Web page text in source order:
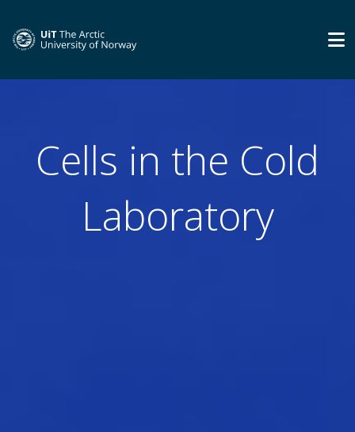
Cells in the Cold
Laboratory